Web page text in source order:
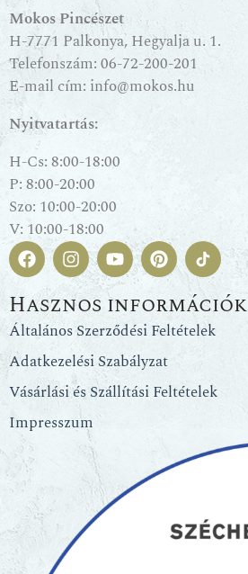
Mokos Pincészet
H-7771 Palkonya, Hegyalja u. 1.
Telefonszám:06-72-200-201
E-mail cím: info@mokos.hu
Nyitvatartás:
H-Cs: 8:00-18:00
P: 8:00-20:00
Szo: 10:00-20:00
V: 10:00-18:00
Hasznos információk
Általános Szerződési Feltételek
Adatkezelési Szabályzat
Vásárlási és Szállítási Feltételek
Impresszum